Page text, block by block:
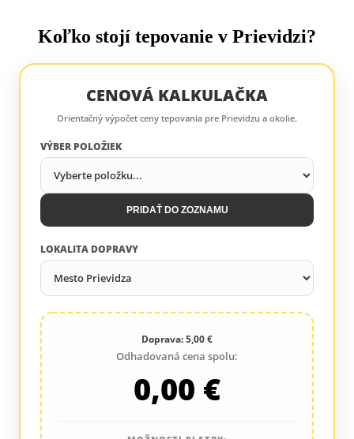
Koľko stojí tepovanie v Prievidzi?
CENOVÁ KALKULAČKA
Orientačný výpočet ceny tepovania pre Prievidzu a okolie.
VÝBER POLOŽIEK
PRIDAŤ DO ZOZNAMU
LOKALITA DOPRAVY
Doprava: 5,00 €
Odhadovaná cena spolu:
0,00 €